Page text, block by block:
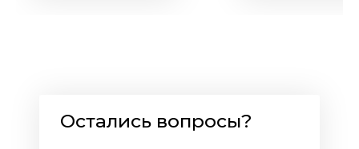
Остались вопросы?